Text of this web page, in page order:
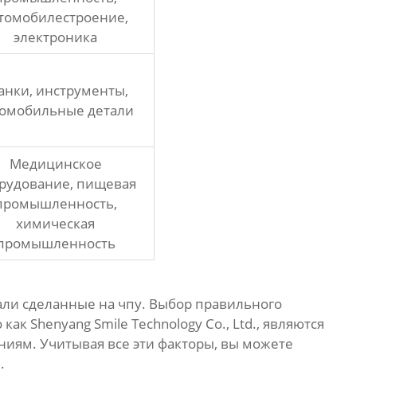
электроника
инструменты,
детали
Медицинское
пищевая
химическая
сделанные на чпу. Выбор правильного
Shenyang Smile Technology Co., Ltd., являются
Учитывая все эти факторы, вы можете